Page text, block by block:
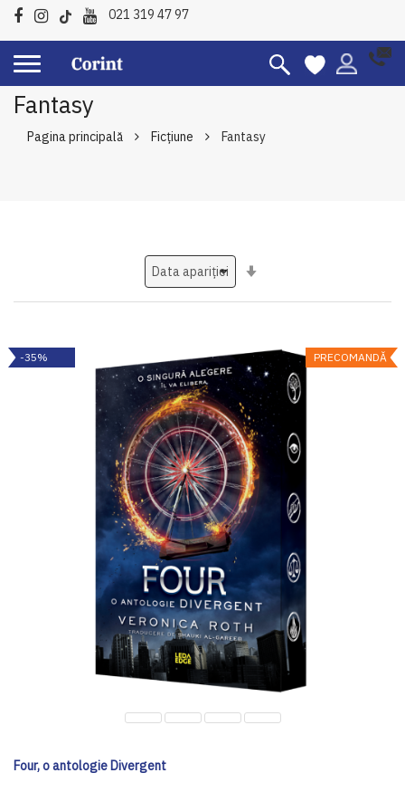
021 319 47 97
Fantasy
Pagina principală Ficțiune Fantasy
PRECOMANDĂ
-35%
Four, o antologie Divergent